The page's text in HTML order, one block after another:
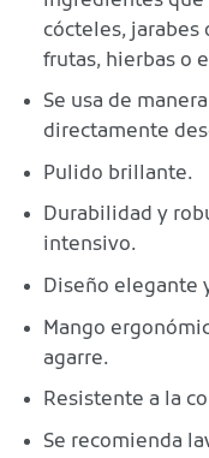
cócteles, jarabes
frutas, hierbas o
Se usa de
directamente
Pulido brillante.
Durabilidad y
intensivo.
Diseño elegante
Mango
agarre.
Resistente a la
Se recomienda